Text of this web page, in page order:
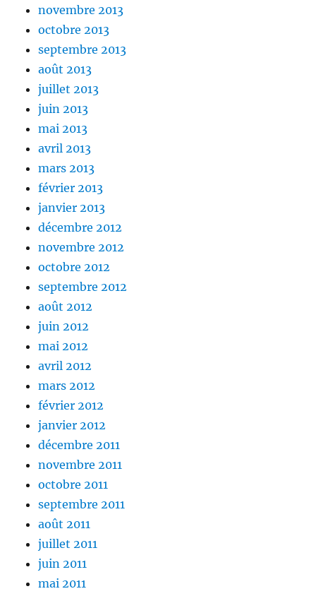
novembre 2013
octobre 2013
septembre 2013
août 2013
juillet 2013
juin 2013
mai 2013
avril 2013
mars 2013
février 2013
janvier 2013
décembre 2012
novembre 2012
octobre 2012
septembre 2012
août 2012
juin 2012
mai 2012
avril 2012
mars 2012
février 2012
janvier 2012
décembre 2011
novembre 2011
octobre 2011
septembre 2011
août 2011
juillet 2011
juin 2011
mai 2011